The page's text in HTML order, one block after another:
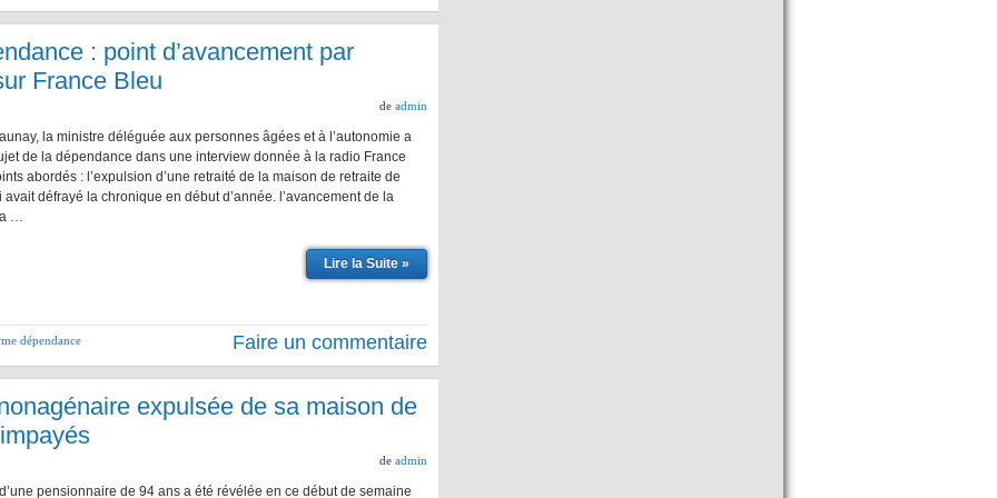
: point d’avancement par
France Bleu
de admin
la ministre déléguée aux personnes âgées et à l’autonomie a
de la dépendance dans une interview donnée à la radio France
abordés : l’expulsion d’une retraité de la maison de retraite de
défrayé la chronique en début d’année. l’avancement de la
…
Lire la Suite »
dépendance Faire un commentaire
expulsée de sa maison de
de admin
pensionnaire de 94 ans a été révélée en ce début de semaine